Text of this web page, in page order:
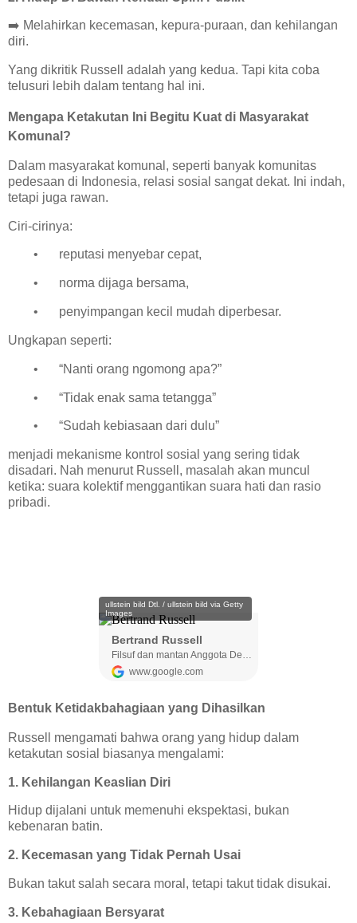
➡️ Melahirkan kecemasan, kepura-puraan, dan kehilangan
diri.
Yang dikritik Russell adalah yang kedua. Tapi kita coba
telusuri lebih dalam tentang hal ini.
Mengapa Ketakutan Ini Begitu Kuat di Masyarakat
Komunal?
Dalam masyarakat komunal, seperti banyak komunitas
pedesaan di Indonesia, relasi sosial sangat dekat. Ini indah,
tetapi juga rawan.
Ciri-cirinya:
• reputasi menyebar cepat,
• norma dijaga bersama,
• penyimpangan kecil mudah diperbesar.
Ungkapan seperti:
• “Nanti orang ngomong apa?”
• “Tidak enak sama tetangga”
• “Sudah kebiasaan dari dulu”
menjadi mekanisme kontrol sosial yang sering tidak
disadari. Nah menurut Russell, masalah akan muncul
ketika: suara kolektif menggantikan suara hati dan rasio
pribadi.
Bentuk Ketidakbahagiaan yang Dihasilkan
Russell mengamati bahwa orang yang hidup dalam
ketakutan sosial biasanya mengalami:
1. Kehilangan Keaslian Diri
Hidup dijalani untuk memenuhi ekspektasi, bukan
kebenaran batin.
2. Kecemasan yang Tidak Pernah Usai
Bukan takut salah secara moral, tetapi takut tidak disukai.
3. Kebahagiaan Bersyarat